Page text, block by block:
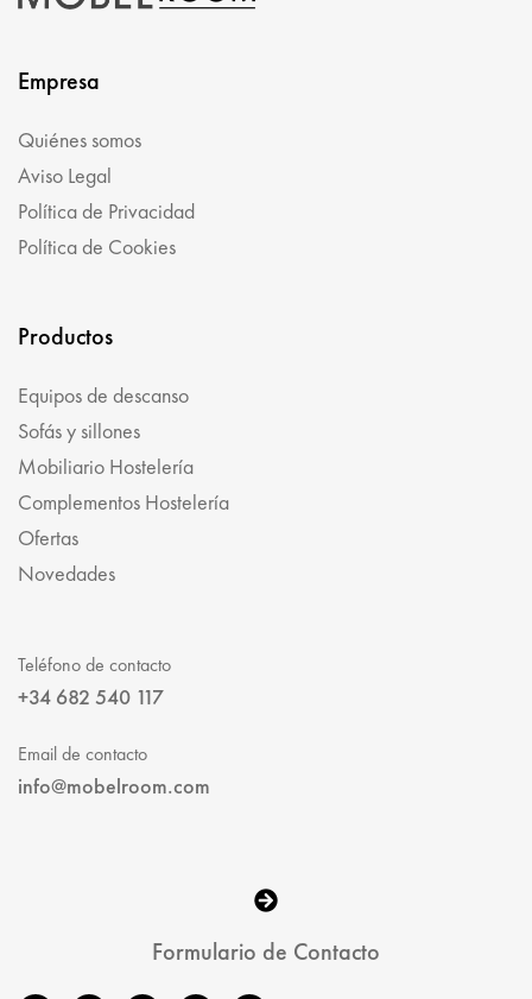
Empresa
Quiénes somos
Aviso Legal
Política de Privacidad
Política de Cookies
Productos
Equipos de descanso
Sofás y sillones
Mobiliario Hostelería
Complementos Hostelería
Ofertas
Novedades
Teléfono de contacto
+34 682 540 117
Email de contacto
info@mobelroom.com
Formulario de Contacto